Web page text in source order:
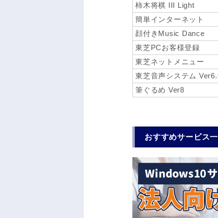
柿木将棋 III Light
簡単インターネット
顔付きMusic Dance
東芝PCお客様登録
東芝ネットメニュー
東芝音声システム
筆ぐるめ Ver8
おすすめサービス